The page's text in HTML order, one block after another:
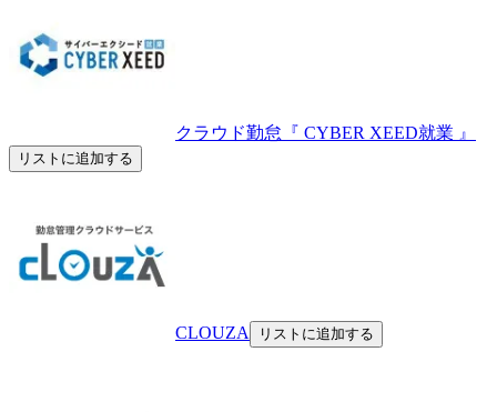
クラウド勤怠『 CYBER XEED就業 』
リストに追加する
CLOUZA リストに追加する